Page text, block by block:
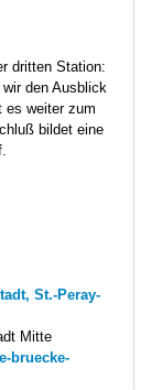
dritten Station:
den Ausblick
es weiter zum
bildet eine
St.-Peray-
Mitte
bruecke-